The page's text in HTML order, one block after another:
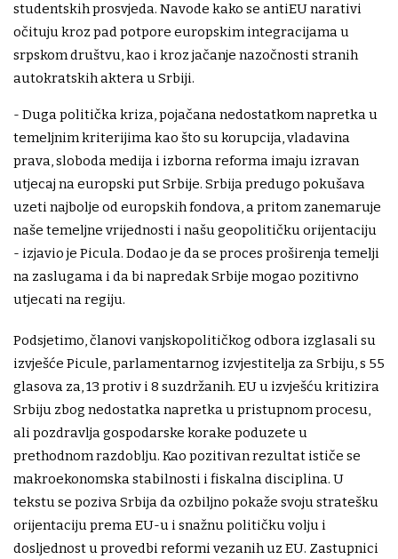
studentskih prosvjeda. Navode kako se antiEU narativi
očituju kroz pad potpore europskim integracijama u
srpskom društvu, kao i kroz jačanje nazočnosti stranih
autokratskih aktera u Srbiji.
- Duga politička kriza, pojačana nedostatkom napretka u
temeljnim kriterijima kao što su korupcija, vladavina
prava, sloboda medija i izborna reforma imaju izravan
utjecaj na europski put Srbije. Srbija predugo pokušava
uzeti najbolje od europskih fondova, a pritom zanemaruje
naše temeljne vrijednosti i našu geopolitičku orijentaciju
- izjavio je Picula. Dodao je da se proces proširenja temelji
na zaslugama i da bi napredak Srbije mogao pozitivno
utjecati na regiju.
Podsjetimo, članovi vanjskopolitičkog odbora izglasali su
izvješće Picule, parlamentarnog izvjestitelja za Srbiju, s 55
glasova za, 13 protiv i 8 suzdržanih. EU u izvješću kritizira
Srbiju zbog nedostatka napretka u pristupnom procesu,
ali pozdravlja gospodarske korake poduzete u
prethodnom razdoblju. Kao pozitivan rezultat ističe se
makroekonomska stabilnosti i fiskalna disciplina. U
tekstu se poziva Srbija da ozbiljno pokaže svoju stratešku
orijentaciju prema EU-u i snažnu političku volju i
dosljednost u provedbi reformi vezanih uz EU. Zastupnici